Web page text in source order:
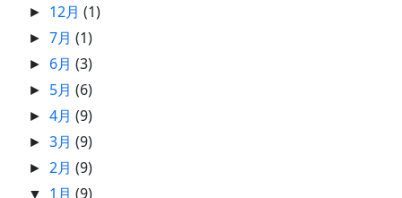
► 12月(1)
►7月(1)
► 6月(3)
► 5月(6)
►4月(9)
►3月(9)
► 2月(9)
▼ 1月(9)